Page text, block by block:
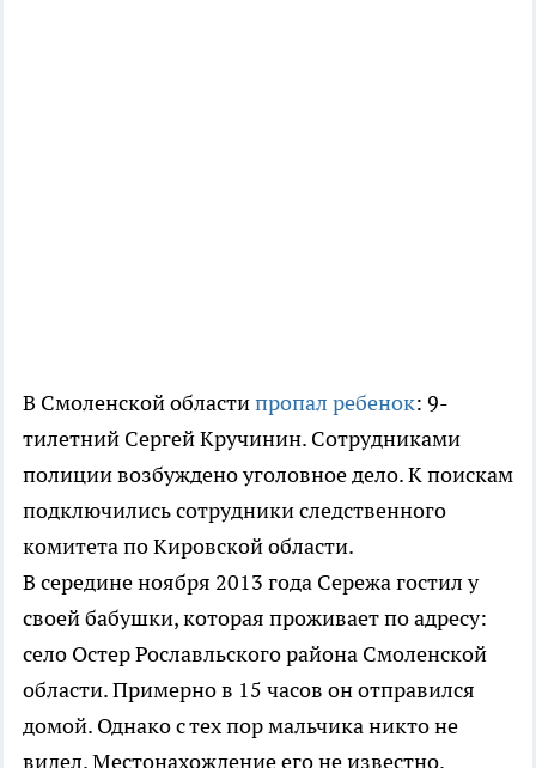
В Смоленской областипропал ребенок: 9-
тилетний Сергей Кручинин. Сотрудниками
полиции возбуждено уголовное дело. К поискам
подключились сотрудники следственного
комитета по Кировской области.
В середине ноября 2013 года Сережа гостил у
своей бабушки, которая проживает по адресу:
село Остер Рославльского района Смоленской
области. Примерно в 15 часов он отправился
домой. Однако с тех пор мальчика никто не
видел. Местонахождение его не известно.